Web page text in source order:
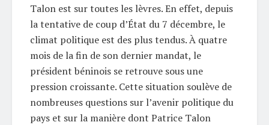
Talon est sur toutes les lèvres. En effet, depuis
la tentative de coup d’État du 7 décembre, le
climat politique est des plus tendus. À quatre
mois de la fin de son dernier mandat, le
président béninois se retrouve sous une
pression croissante. Cette situation soulève de
nombreuses questions sur l’avenir politique du
pays et sur la manière dont Patrice Talon